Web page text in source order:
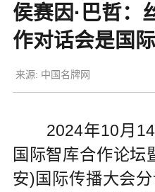
侯赛因·巴哲：
作对话会是国
来源: 中国名牌网
2024年10月14
国际智库合作论坛
安)国际传播大会